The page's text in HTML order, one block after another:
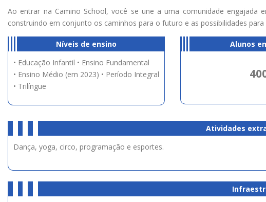
Ao entrar na Camino School, você se une a uma comunidade
construindo em conjunto os caminhos para o futuro e as possibilidades
Níveis de ensino
• Educação Infantil • Ensino Fundamental
• Ensino Médio (em 2023) • Período Integral
• Trilíngue
Alunos
Atividades
Dança, yoga, circo, programação e esportes.